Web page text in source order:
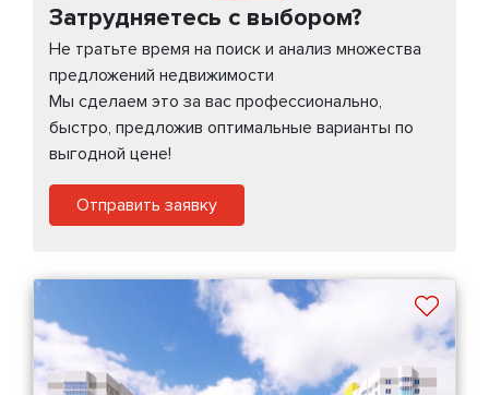
Затрудняетесь с выбором?
Не тратьте время на поиск и анализ множества
предложений недвижимости
Мы сделаем это за вас профессионально,
быстро, предложив оптимальные варианты по
выгодной цене!
Отправить заявку